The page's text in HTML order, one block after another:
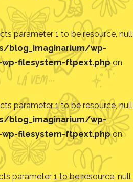
parameter 1 to be resource, null
blog_imaginarium/wp-
filesystem-ftpext.phpon
parameter 1 to be resource, null
blog_imaginarium/wp-
filesystem-ftpext.phpon
parameter 1 to be resource, null